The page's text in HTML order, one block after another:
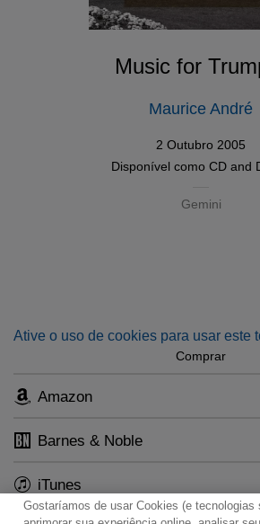
Music for
Maurice André
2 Outubro 2005
Disponível como CD and
Gemini
Ative o uso de cookies para usar este
Comprar
Amazon
Barnes & Noble
iTunes
Gostaríamos de usar Cookies (e tecnologias